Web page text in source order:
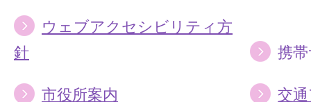
ウェブアクセシビリティ方
針
携
市役所案内 交